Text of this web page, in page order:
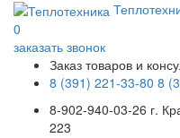
0
заказать звонок
Заказ товаров и
8 (391) 221-33-80 8
8-902-940-03-26 г.
223